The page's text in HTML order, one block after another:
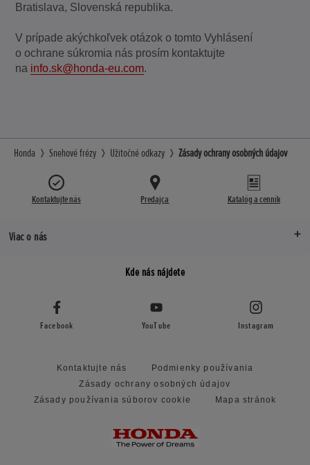
Bratislava, Slovenská republika.
V prípade akýchkoľvek otázok o tomto Vyhlásení
o ochrane súkromia nás prosím kontaktujte
na info.sk@honda-eu.com.
Honda Snehové frézy Užitočné odkazy Zásady ochrany osobných údajov
Kontaktujte nás Predajca Katalóg a cenník
Viac o nás
Kde nás nájdete
Facebook YouTube Instagram
Kontaktujte nás
Podmienky používania
Zásady ochrany osobných údajov
Zásady používania súborov cookie
Mapa stránok